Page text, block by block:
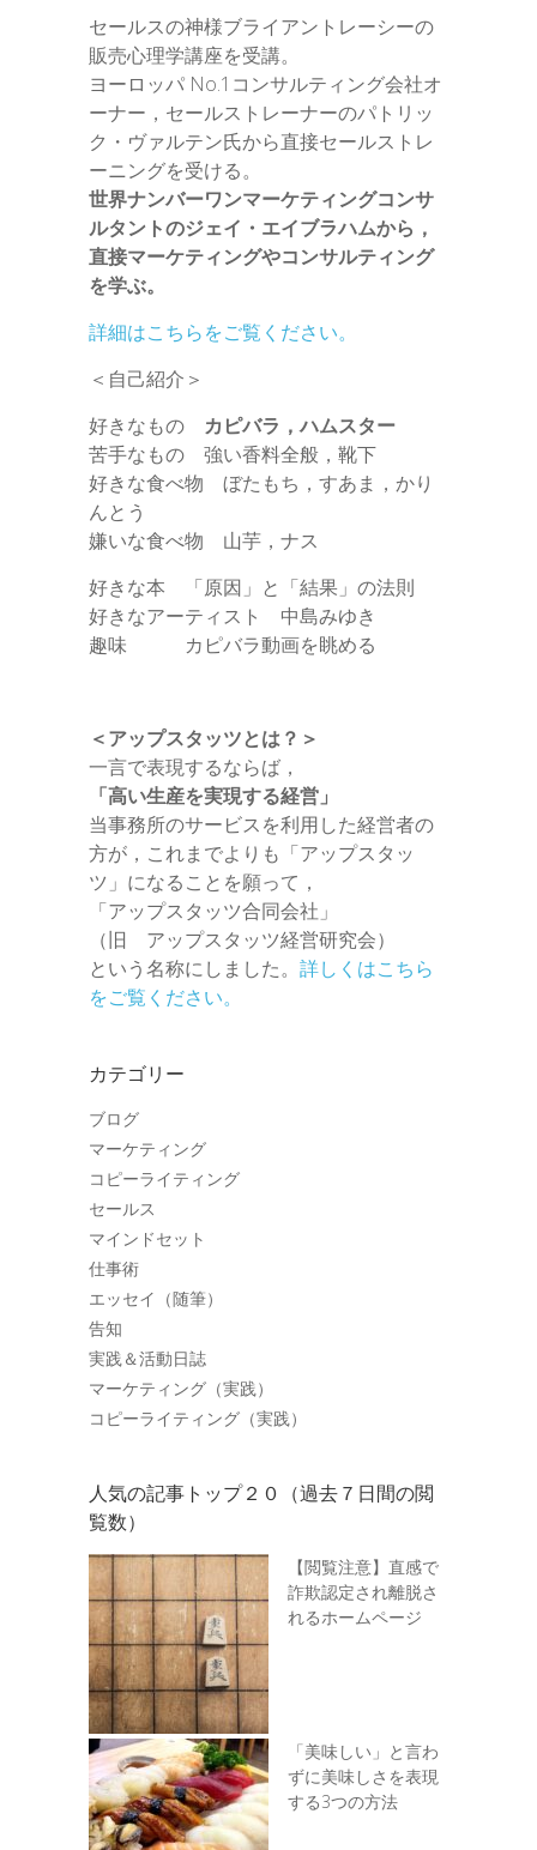
セールスの神様ブライアントレーシーの
販売心理学講座を受講。
ヨーロッパ No.1コンサルティング会社オ
ーナー，セールストレーナーのパトリッ
ク・ヴァルテン氏から直接セールストレ
ーニングを受ける。
世界ナンバーワンマーケティングコンサ
ルタントのジェイ・エイブラハムから，
直接マーケティングやコンサルティング
を学ぶ。
詳細はこちらをご覧ください。
＜自己紹介＞
好きなもの カピバラ，ハムスター
苦手なもの 強い香料全般，靴下
好きな食べ物 ぼたもち，すあま，かり
んとう
嫌いな食べ物 山芋，ナス
好きな本 「原因」と「結果」の法則
好きなアーティスト 中島みゆき
趣味 カピバラ動画を眺める
＜アップスタッツとは？＞
一言で表現するならば，
「高い生産を実現する経営」
当事務所のサービスを利用した経営者の
方が，これまでよりも「アップスタッ
ツ」になることを願って，
「アップスタッツ合同会社」
（旧 アップスタッツ経営研究会）
という名称にしました。 詳しくはこちら
をご覧ください。
カテゴリー
ブログ
マーケティング
コピーライティング
セールス
マインドセット
仕事術
エッセイ（随筆）
告知
実践＆活動日誌
マーケティング（実践）
コピーライティング（実践）
人気の記事トップ２０（過去７日間の閲
覧数）
【閲覧注意】直感で
詐欺認定され離脱さ
れるホームページ
「美味しい」と言わ
ずに美味しさを表現
する3つの方法